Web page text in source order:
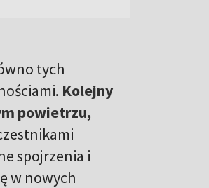
tych
Kolejny
powietrzu,
spojrzenia i
w nowych